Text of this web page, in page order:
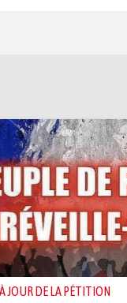
JOUR DE LA PÉTITION